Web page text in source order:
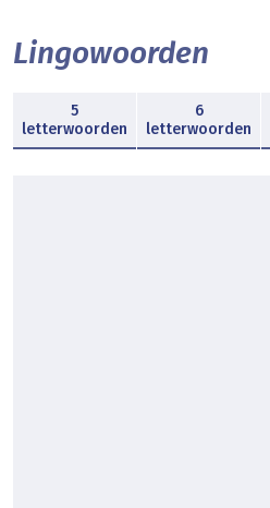
Lingowoorden
5
letterwoorden
6
letterwoorden